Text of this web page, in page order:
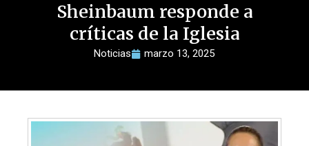
Sheinbaum responde a
críticas de la Iglesia
Noticias marzo 13, 2025